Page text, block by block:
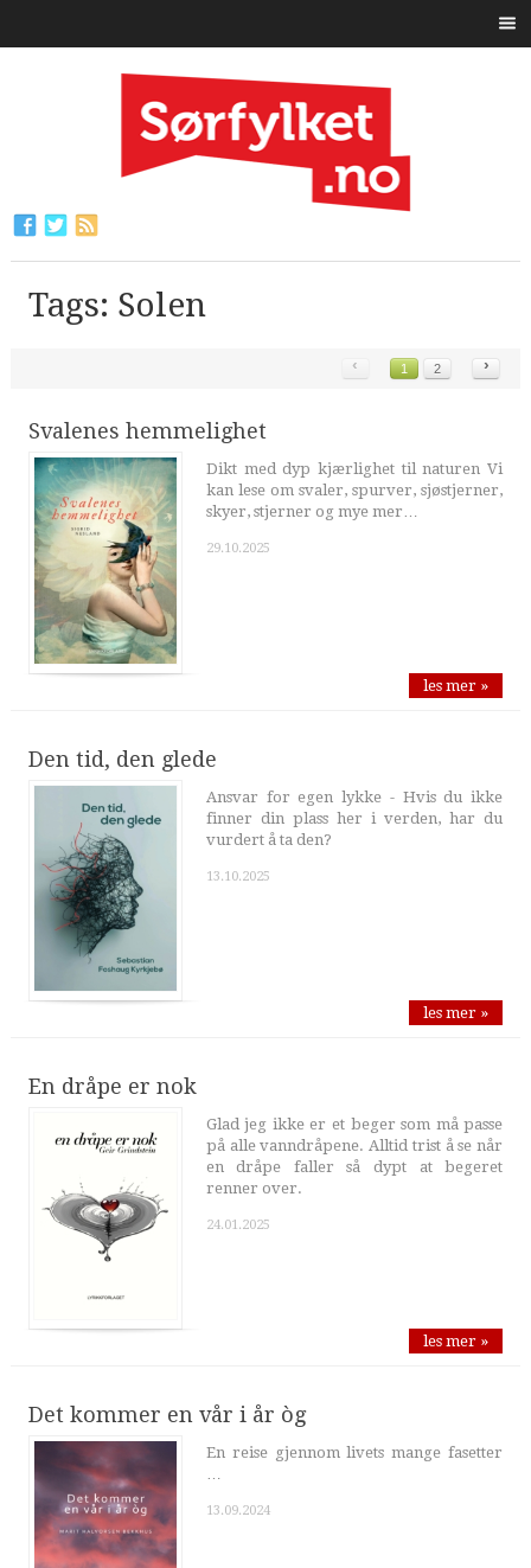
Tags: Solen
‹ 1 2 ›
Svalenes hemmelighet
Dikt med dyp kjærlighet til naturen Vi
kan lese om svaler, spurver, sjøstjerner,
skyer, stjerner og mye mer…
29.10.2025
les mer »
Den tid, den glede
Ansvar for egen lykke - Hvis du ikke
finner din plass her i verden, har du
vurdert å ta den?
13.10.2025
les mer »
En dråpe er nok
Glad jeg ikke er et beger som må passe
på alle vanndråpene. Alltid trist å se når
en dråpe faller så dypt at begeret
renner over.
24.01.2025
les mer »
Det kommer en vår i år òg
En reise gjennom livets mange fasetter
…
13.09.2024